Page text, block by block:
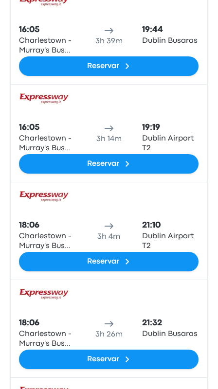
16:05
Charlestown -
Murray's Bus
Stop
3h 39m
19:44
Dublin Busaras
Reservar
16:05
Charlestown -
Murray's Bus
Stop
3h 14m
19:19
Dublin Airport
T2
Reservar
18:06
Charlestown -
Murray's Bus
Stop
3h 4m
21:10
Dublin Airport
T2
Reservar
18:06
Charlestown -
Murray's Bus
Stop
3h 26m
21:32
Dublin Busaras
Reservar